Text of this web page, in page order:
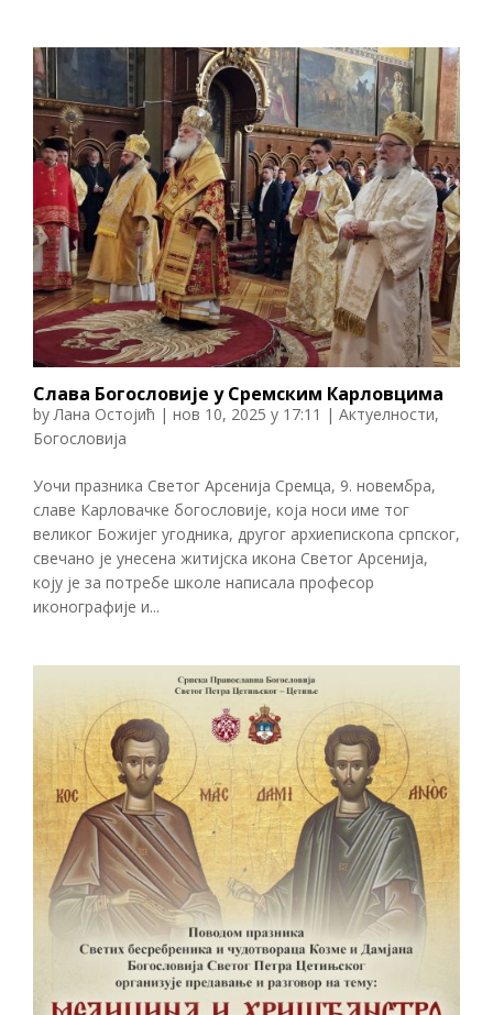
Слава Богословије у Сремским Карловцима
by Лана Остојић | нов 10, 2025 у 17:11 | Актуелности,
Богословија
Уочи празника Светог Арсенија Сремца, 9. новембра,
славе Карловачке богословије, која носи име тог
великог Божијег угодника, другог архиепископа српског,
свечано је унесена житијска икона Светог Арсенија,
коју је за потребе школе написала професор
иконографије и...